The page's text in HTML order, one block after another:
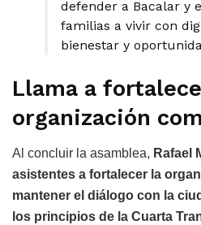
defender a Bacalar y
familias a vivir con
bienestar y
Llama a
organización
Al concluir la asamblea, Rafael
asistentes a fortalecer la
mantener el diálogo con la
los principios de la Cuarta